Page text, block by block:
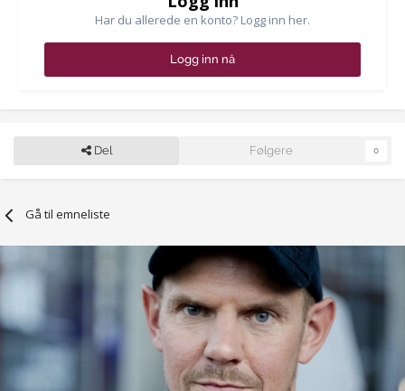
Har du allerede en konto? Logg inn her.
Logg inn nå
Del Følgere 0
Gå til emneliste